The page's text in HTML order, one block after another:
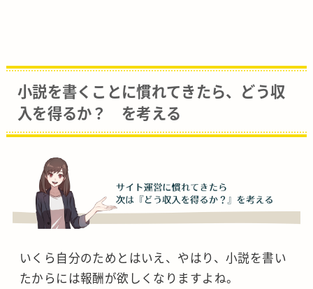
小説を書くことに慣れてきたら、どう収
入を得るか？ を考える
いくら自分のためとはいえ、やはり、小説を書い
たからには報酬が欲しくなりますよね。